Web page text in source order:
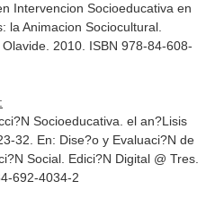
Intervencion Socioeducativa en
la Animacion Sociocultural.
2010. ISBN 978-84-608-
Socioeducativa. el an?Lisis
32. En: Dise?o y Evaluaci?N de
Social. Edici?N Digital @ Tres.
692-4034-2